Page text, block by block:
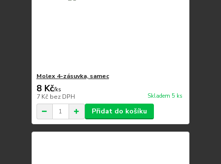
Molex 4-zásuvka, samec
8 Kč/ks
7 Kč bez DPH Skladem 5 ks
Přidat do košíku